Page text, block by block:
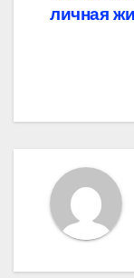
личная